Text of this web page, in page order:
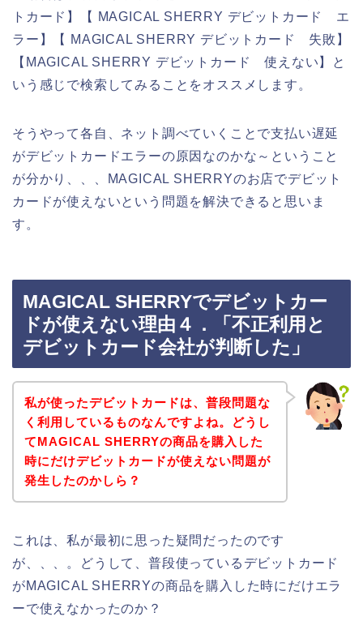
トカード】【 MAGICAL SHERRY デビットカード エ
ラー】【 MAGICAL SHERRY デビットカード 失敗】
【MAGICAL SHERRY デビットカード 使えない】と
いう感じで検索してみることをオススメします。
そうやって各自、ネット調べていくことで支払い遅延
がデビットカードエラーの原因なのかな～ということ
が分かり、、、MAGICAL SHERRYのお店でデビット
カードが使えないという問題を解決できると思いま
す。
MAGICAL SHERRYでデビットカー
ドが使えない理由４．「不正利用と
デビットカード会社が判断した」
私が使ったデビットカードは、普段問題な
く利用しているものなんですよね。どうし
てMAGICAL SHERRYの商品を購入した
時にだけデビットカードが使えない問題が
発生したのかしら？
これは、私が最初に思った疑問だったのです
が、、、。どうして、普段使っているデビットカード
がMAGICAL SHERRYの商品を購入した時にだけエラ
ーで使えなかったのか？